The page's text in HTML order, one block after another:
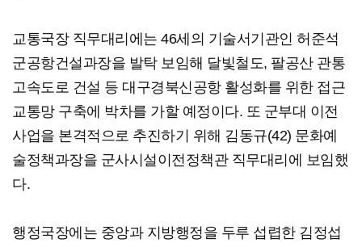
교통국장 직무대리에는 46세의 기술서기관인 허준석
군공항건설과장을 발탁 보임해 달빛철도, 팔공산 관통
고속도로 건설 등 대구경북신공항 활성화를 위한 접근
교통망 구축에 박차를 가할 예정이다. 또 군부대 이전
사업을 본격적으로 추진하기 위해 김동규(42) 문화예
술정책과장을 군사시설이전정책관 직무대리에 보임했
다.
행정국장에는 중앙과 지방행정을 두루 섭렵한 김정섭